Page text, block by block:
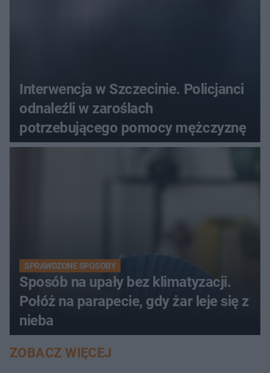
Interwencja w Szczecinie. Policjanci
odnaleźli w zaroślach
potrzebującego pomocy mężczyznę
SPRAWDZONE SPOSOBY
Sposób na upały bez klimatyzacji.
Połóż na parapecie, gdy żar leje się z
nieba
ZOBACZ WIĘCEJ